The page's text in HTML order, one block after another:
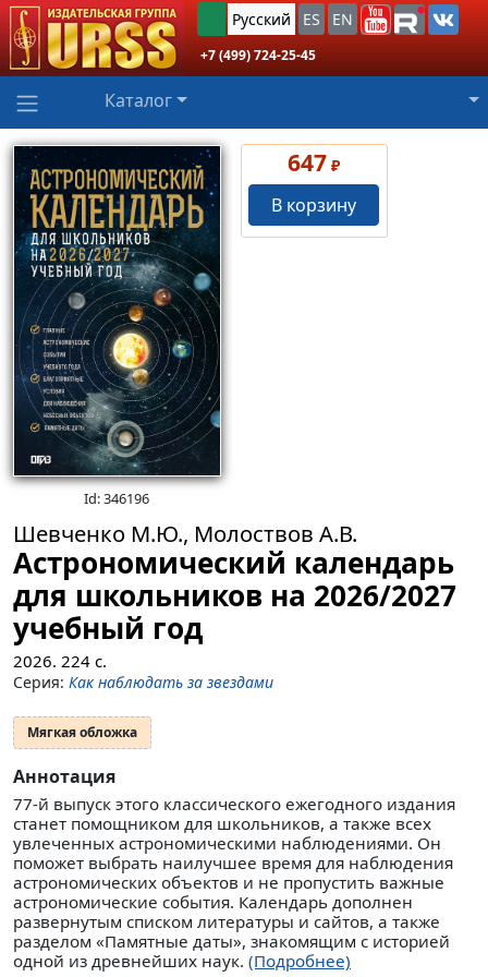
Русский ES EN
+7 (499) 724-25-45
Каталог
Id: 346196
647 ₽
В корзину
Шевченко М.Ю., Молоствов А.В.
Астрономический календарь
для школьников на 2026/2027
учебный год
2026. 224 с.
Серия: Как наблюдать за звездами
Мягкая обложка
Аннотация
77-й выпуск этого классического ежегодного издания
станет помощником для школьников, а также всех
увлеченных астрономическими наблюдениями. Он
поможет выбрать наилучшее время для наблюдения
астрономических объектов и не пропустить важные
астрономические события. Календарь дополнен
развернутым списком литературы и сайтов, а также
разделом «Памятные даты», знакомящим с историей
одной из древнейших наук. (Подробнее)